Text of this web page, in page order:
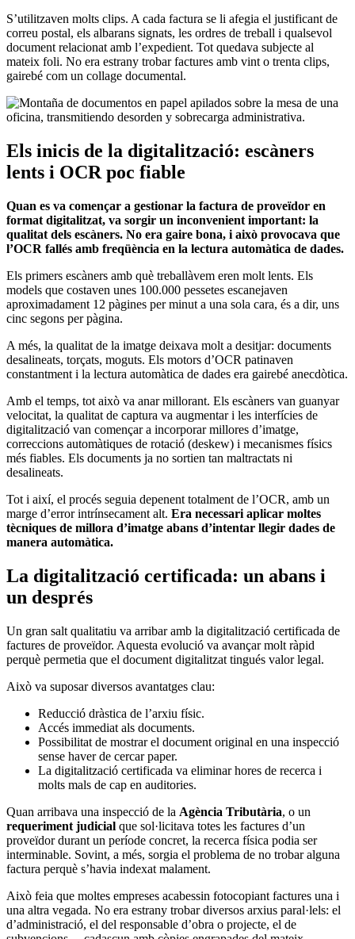
S’utilitzaven molts clips. A cada factura se li afegia el justificant de
correu postal, els albarans signats, les ordres de treball i qualsevol
document relacionat amb l’expedient. Tot quedava subjecte al
mateix foli. No era estrany trobar factures amb vint o trenta clips,
gairebé com un collage documental.
Els inicis de la digitalització: escàners
lents i OCR poc fiable
Quan es va començar a gestionar la factura de proveïdor en
format digitalitzat, va sorgir un inconvenient important: la
qualitat dels escàners. No era gaire bona, i això provocava que
l’OCR fallés amb freqüència en la lectura automàtica de dades.
Els primers escàners amb què treballàvem eren molt lents. Els
models que costaven unes 100.000 pessetes escanejaven
aproximadament 12 pàgines per minut a una sola cara, és a dir, uns
cinc segons per pàgina.
A més, la qualitat de la imatge deixava molt a desitjar: documents
desalineats, torçats, moguts. Els motors d’OCR patinaven
constantment i la lectura automàtica de dades era gairebé anecdòtica.
Amb el temps, tot això va anar millorant. Els escàners van guanyar
velocitat, la qualitat de captura va augmentar i les interfícies de
digitalització van començar a incorporar millores d’imatge,
correccions automàtiques de rotació (deskew) i mecanismes físics
més fiables. Els documents ja no sortien tan maltractats ni
desalineats.
Tot i així, el procés seguia depenent totalment de l’OCR, amb un
marge d’error intrínsecament alt. Era necessari aplicar moltes
tècniques de millora d’imatge abans d’intentar llegir dades de
manera automàtica.
La digitalització certificada: un abans i
un després
Un gran salt qualitatiu va arribar amb la digitalització certificada de
factures de proveïdor. Aquesta evolució va avançar molt ràpid
perquè permetia que el document digitalitzat tingués valor legal.
Això va suposar diversos avantatges clau:
Reducció dràstica de l’arxiu físic.
Accés immediat als documents.
Possibilitat de mostrar el document original en una inspecció
sense haver de cercar paper.
La digitalització certificada va eliminar hores de recerca i
molts mals de cap en auditories.
Quan arribava una inspecció de la Agència Tributària, o un
requeriment judicial que sol·licitava totes les factures d’un
proveïdor durant un període concret, la recerca física podia ser
interminable. Sovint, a més, sorgia el problema de no trobar alguna
factura perquè s’havia indexat malament.
Això feia que moltes empreses acabessin fotocopiant factures una i
una altra vegada. No era estrany trobar diversos arxius paral·lels: el
d’administració, el del responsable d’obra o projecte, el de